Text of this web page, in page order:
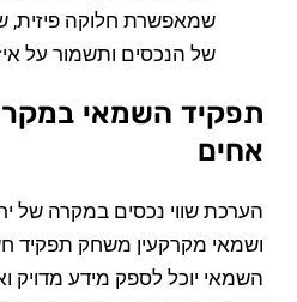
שמאפשרת חלוקה פיזית,
של הנכסים ותשמור על
תפקיד השמאי
אחים
הערכת שווי נכסים במקרה של
ושמאי מקרקעין משחק תפקיד
השמאי יוכל לספק מידע מדויק